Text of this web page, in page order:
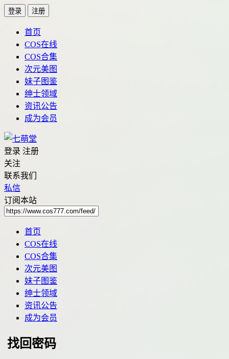
登录 注册
首页
COS在线
COS合集
次元美图
妹子图鉴
绅士领域
资讯公告
成为会员
登录 注册
关注
联系我们
私信
订阅本站
首页
COS在线
COS合集
次元美图
妹子图鉴
绅士领域
资讯公告
成为会员
找回密码